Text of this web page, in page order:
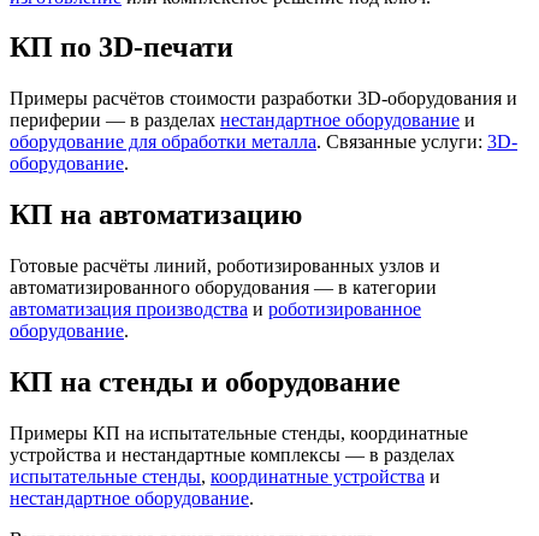
КП по 3D-печати
Примеры расчётов стоимости разработки 3D-оборудования и
периферии — в разделах нестандартное оборудование и
оборудование для обработки металла. Связанные услуги: 3D-
оборудование.
КП на автоматизацию
Готовые расчёты линий, роботизированных узлов и
автоматизированного оборудования — в категории
автоматизация производства и роботизированное
оборудование.
КП на стенды и оборудование
Примеры КП на испытательные стенды, координатные
устройства и нестандартные комплексы — в разделах
испытательные стенды, координатные устройства и
нестандартное оборудование.